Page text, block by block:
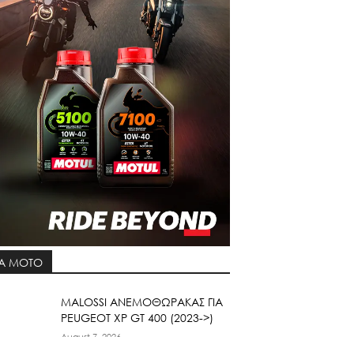
MOTO
ΜΑLOSSI ΑΝΕΜΟΘΩΡΑΚΑΣ ΓΙΑ
PEUGEOT XP GT 400 (2023->)